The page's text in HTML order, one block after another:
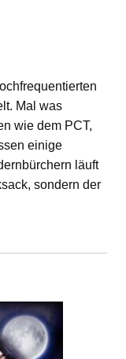
Mal was
wie dem PCT,
einige
läuft
sondern der